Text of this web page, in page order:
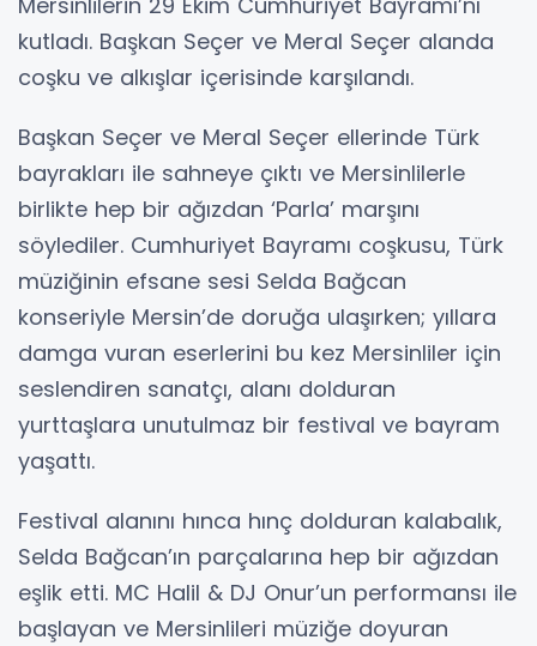
kutladı. Başkan Seçer ve Meral Seçer alanda
coşku ve alkışlar içerisinde karşılandı.
Başkan Seçer ve Meral Seçer ellerinde Türk
bayrakları ile sahneye çıktı ve Mersinlilerle
birlikte hep bir ağızdan ‘Parla’ marşını
söylediler. Cumhuriyet Bayramı coşkusu, Türk
müziğinin efsane sesi Selda Bağcan
konseriyle Mersin’de doruğa ulaşırken; yıllara
damga vuran eserlerini bu kez Mersinliler için
seslendiren sanatçı, alanı dolduran
yurttaşlara unutulmaz bir festival ve bayram
yaşattı.
Festival alanını hınca hınç dolduran kalabalık,
Selda Bağcan’ın parçalarına hep bir ağızdan
eşlik etti. MC Halil & DJ Onur’un performansı ile
başlayan ve Mersinlileri müziğe doyuran